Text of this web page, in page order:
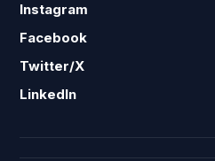
Instagram
Facebook
Twitter/X
LinkedIn